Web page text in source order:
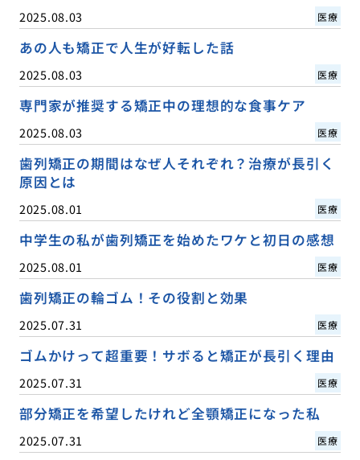
2025.08.03 医療
あの人も矯正で人生が好転した話
2025.08.03 医療
専門家が推奨する矯正中の理想的な食事ケア
2025.08.03 医療
歯列矯正の期間はなぜ人それぞれ？治療が長引く
原因とは
2025.08.01 医療
中学生の私が歯列矯正を始めたワケと初日の感想
2025.08.01 医療
歯列矯正の輪ゴム！その役割と効果
2025.07.31 医療
ゴムかけって超重要！サボると矯正が長引く理由
2025.07.31 医療
部分矯正を希望したけれど全顎矯正になった私
2025.07.31 医療